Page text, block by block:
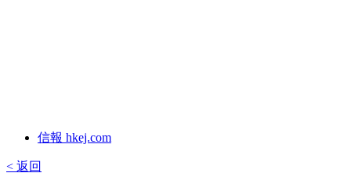
信報 hkej.com
< 返回